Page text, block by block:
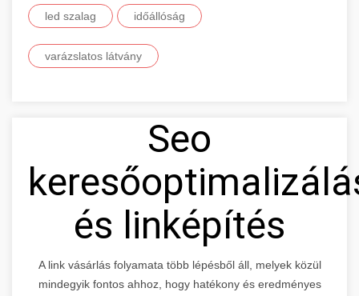
led szalag időállóság
varázslatos látvány
Seo
és linképítés
A link vásárlás folyamata több lépésből áll, melyek közül
mindegyik fontos ahhoz, hogy hatékony és eredményes